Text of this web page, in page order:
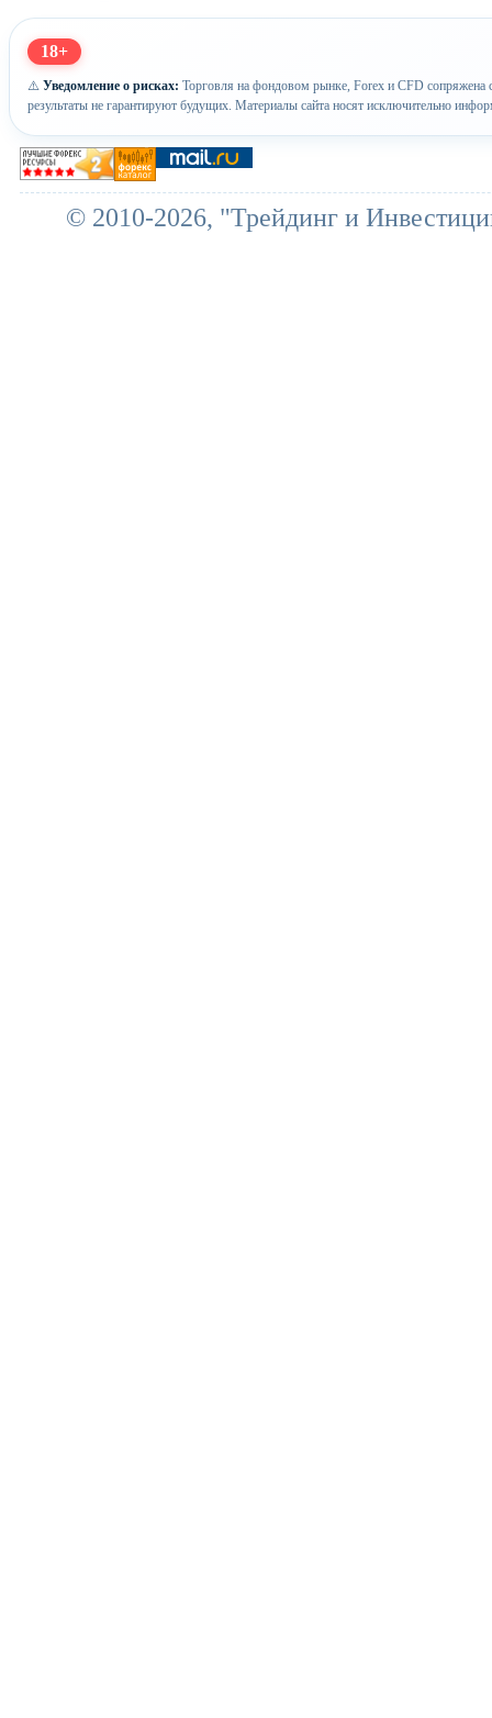
18+
⚠️ Уведомление о рисках: Торговля на фондовом рынке, Forex и CFD сопряжена
результаты не гарантируют будущих. Материалы сайта носят исключительно
© 2010-2026, "Трейдинг и